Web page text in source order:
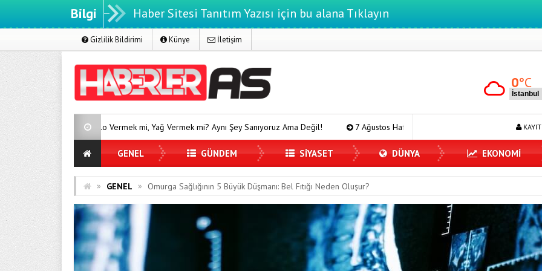
Bilgi Haber Sitesi Tanıtım Yazısı için bu alana Tıklayın
Gizlilik Bildirimi Künye İletişim
0°C
Kilo Vermek mi, Yağ Vermek mi? Aynı Şey Sanıyoruz Ama Değil! 7 Ağustos Haftasında Vizyona Girecek Filmler Mürsel Ferhat
GENEL GÜNDEM SİYASET DÜNYA EKONOMİ
» GENEL » Omurga Sağlığının 5 Büyük Düşmanı: Bel Fıtığı Neden Oluşur?